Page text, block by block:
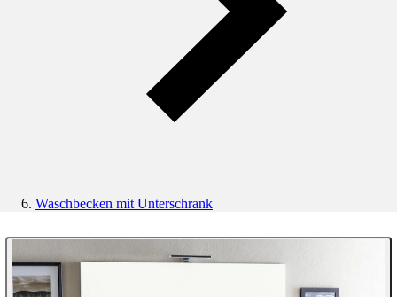
Waschbecken mit Unterschrank